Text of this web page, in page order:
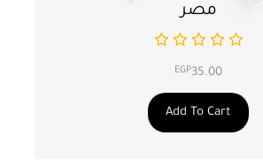
مصر
EGP35.00
Add To Cart